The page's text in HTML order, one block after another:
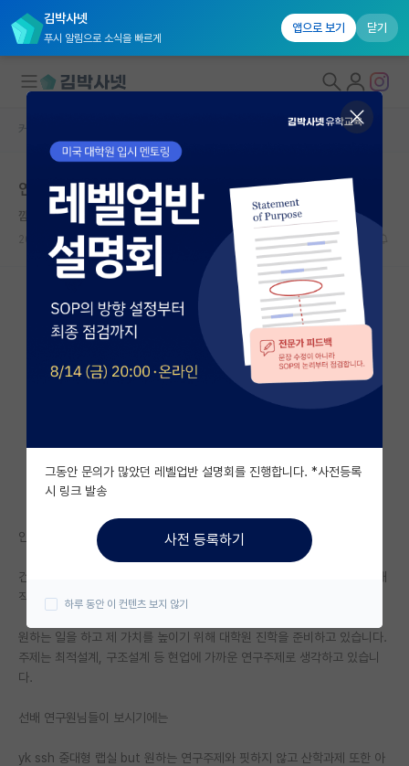
김박사넷
푸시 알림으로 소식을 빠르게
앱으로 보기 닫기
대학원생 모집
국내대학원 정보
연구실&오픈랩
커뮤니티
커뮤니티 홈
전체글보기
베스트 게시판
자유 게시판(아무개랩)
미국 유학 게시판
미국 대학원 합격 후기 게시판
대학원생 모집 게시판
연구실(PI) 홍보 게시판
석박사 채용 정보 게시판
커뮤니티 홈
연구실 선택 조언 부탁드립니다.
깜찍한 장자크 루소
2024.12.12 0 1029
안녕하세요
건동홍 기계공학를 졸업하고 현재는 자동차 부품을 만드는 중견기업에서 재
직중입니다. *성적은 3.5정도입니다.
원하는 일을 하고 제 가치를 높이기 위해 대학원 진학을 준비하고 있습니다.
주제는 최적설계, 구조설계 등 현업에 가까운 연구주제로 생각하고 있습니
다.
선배 연구원님들이 보시기에는
yk ssh 중대형 랩실 but 원하는 연구주제와 핏하지 않고 산학과제 또한 아
그동안 문의가 많았던 레벨업반 설명회를 진행합니다. *사전등록
시 링크 발송
사전 등록하기
하루 동안 이 컨텐츠 보지 않기